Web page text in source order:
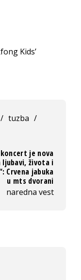
Kids’
/ tuzba /
je nova
ljubavi, života i
Crvena jabuka
u mts dvorani
naredna vest